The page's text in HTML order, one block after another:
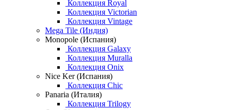
Коллекция Royal
Коллекция Victorian
Коллекция Vintage
Mega Tile (Индия)
Monopole (Испания)
Коллекция Galaxy
Коллекция Muralla
Коллекция Onix
Nice Ker (Испания)
Коллекция Chic
Panaria (Италия)
Коллекция Trilogy